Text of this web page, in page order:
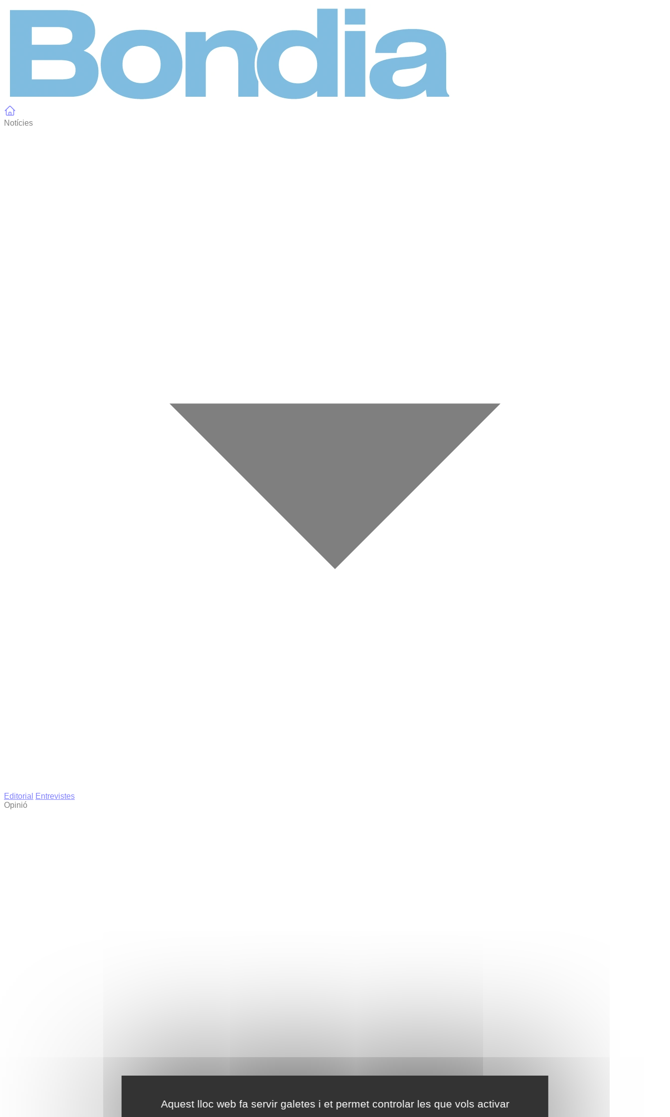
Aquest lloc web fa servir galetes i et permet controlar les que vols activar
Notícies
Editorial
Entrevistes
Opinió